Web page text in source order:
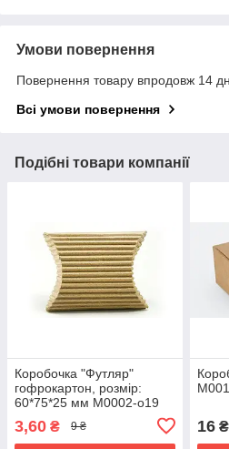
Умови повернення
Повернення товару впродовж 14
Всі умови повернення
Подібні товари компанії
Коробочка "Футляр"
гофрокартон, розмір:
60*75*25 мм М0002-о19
3,60 ₴ 9 ₴ 16₴